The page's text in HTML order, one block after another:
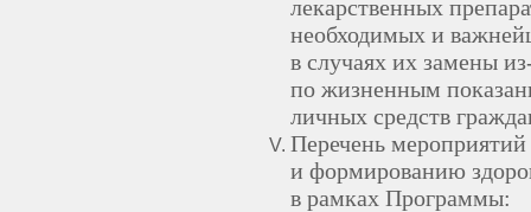
лекарственных
необходимых и
в случаях их замены
по жизненным
личных средств
Перечень
и формированию
в рамках Программы: